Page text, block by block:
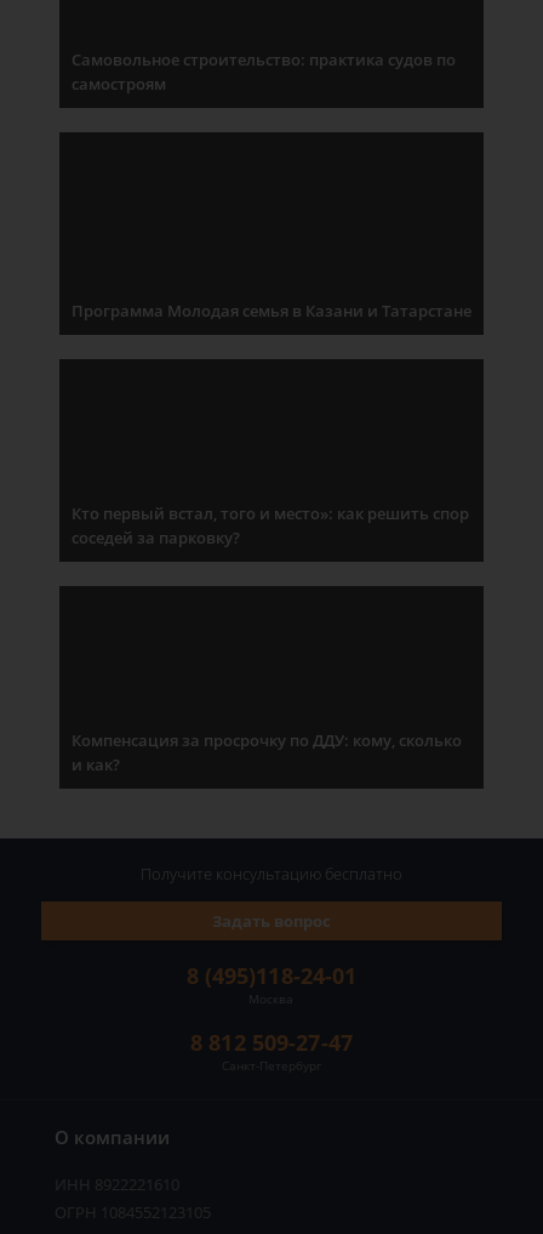
Самовольное строительство: практика судов по
самостроям
Программа Молодая семья в Казани и Татарстане
Кто первый встал, того и место»: как решить спор
соседей за парковку?
Компенсация за просрочку по ДДУ: кому, сколько
и как?
О компании
ИНН 8922221610
ОГРН 1084552123105
8 (495)118-24-01
Москва
8 812 509-27-47
Санкт-Петербург
Задать вопрос
Получите консультацию бесплатно